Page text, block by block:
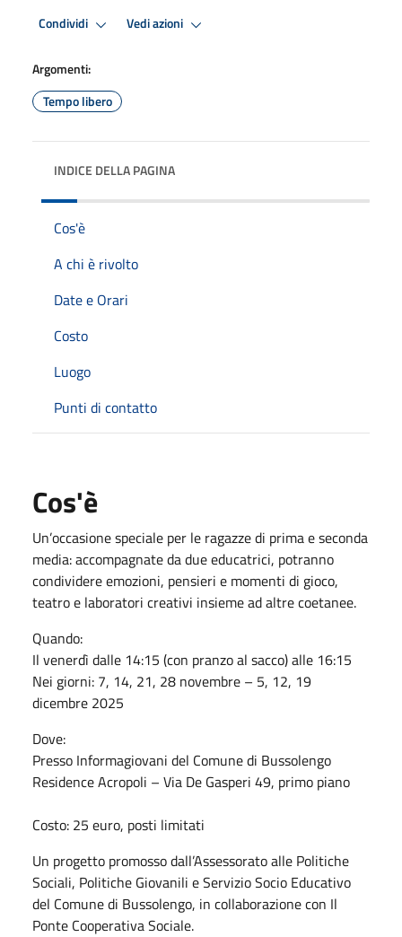
Condividi Vedi azioni
Argomenti:
Tempo libero
INDICE DELLA PAGINA
Cos'è
A chi è rivolto
Date e Orari
Costo
Luogo
Punti di contatto
Cos'è
Un’occasione speciale per le ragazze di prima e seconda
media: accompagnate da due educatrici, potranno
condividere emozioni, pensieri e momenti di gioco,
teatro e laboratori creativi insieme ad altre coetanee.
Quando:
Il venerdì dalle 14:15 (con pranzo al sacco) alle 16:15
Nei giorni: 7, 14, 21, 28 novembre – 5, 12, 19
dicembre 2025
Dove:
Presso Informagiovani del Comune di Bussolengo
Residence Acropoli – Via De Gasperi 49, primo piano
Costo: 25 euro, posti limitati
Un progetto promosso dall’Assessorato alle Politiche
Sociali, Politiche Giovanili e Servizio Socio Educativo
del Comune di Bussolengo, in collaborazione con Il
Ponte Cooperativa Sociale.